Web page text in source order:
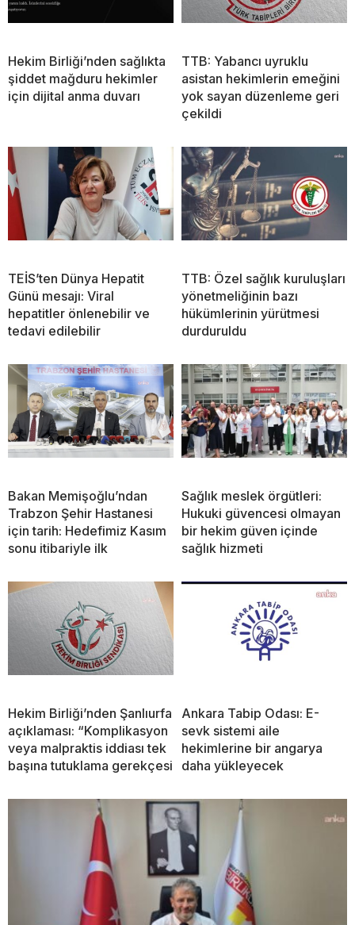
Hekim Birliği’nden sağlıkta
şiddet mağduru hekimler
için dijital anma duvarı
TTB: Yabancı uyruklu
asistan hekimlerin emeğini
yok sayan düzenleme geri
çekildi
TEİS’ten Dünya Hepatit
Günü mesajı: Viral
hepatitler önlenebilir ve
tedavi edilebilir
TTB: Özel sağlık kuruluşları
yönetmeliğinin bazı
hükümlerinin yürütmesi
durduruldu
Bakan Memişoğlu’ndan
Trabzon Şehir Hastanesi
için tarih: Hedefimiz Kasım
sonu itibariyle ilk
Sağlık meslek örgütleri:
Hukuki güvencesi olmayan
bir hekim güven içinde
sağlık hizmeti
Hekim Birliği’nden Şanlıurfa
açıklaması: “Komplikasyon
veya malpraktis iddiası tek
başına tutuklama gerekçesi
Ankara Tabip Odası: E-
sevk sistemi aile
hekimlerine bir angarya
daha yükleyecek